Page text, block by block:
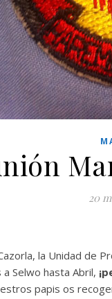
20
la Unidad de
Selwo hasta Abril,
papis os